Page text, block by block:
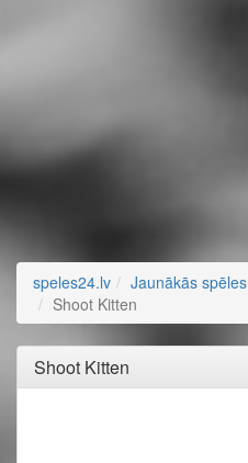
speles24.lv Jaunākās spēles
Shoot Kitten
Shoot Kitten